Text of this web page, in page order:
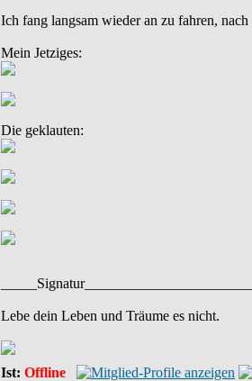
Ich fang langsam wieder an zu fahren,
Mein Jetziges:
Die geklauten:
Lebe dein Leben und Träume es nicht.
Ist: Offline